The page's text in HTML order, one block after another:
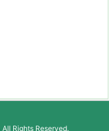
All Rights Reserved.